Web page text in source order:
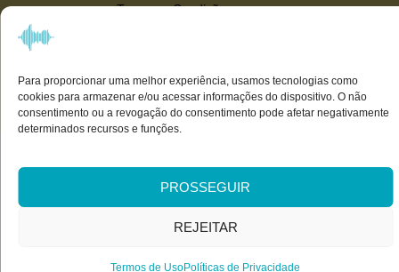
Para proporcionar uma melhor experiência, usamos tecnologias como
cookies para armazenar e/ou acessar informações do dispositivo. O não
consentimento ou a revogação do consentimento pode afetar negativamente
determinados recursos e funções.
PROSSEGUIR
REJEITAR
Termos de UsoPolíticas de Privacidade
Termos e Condições